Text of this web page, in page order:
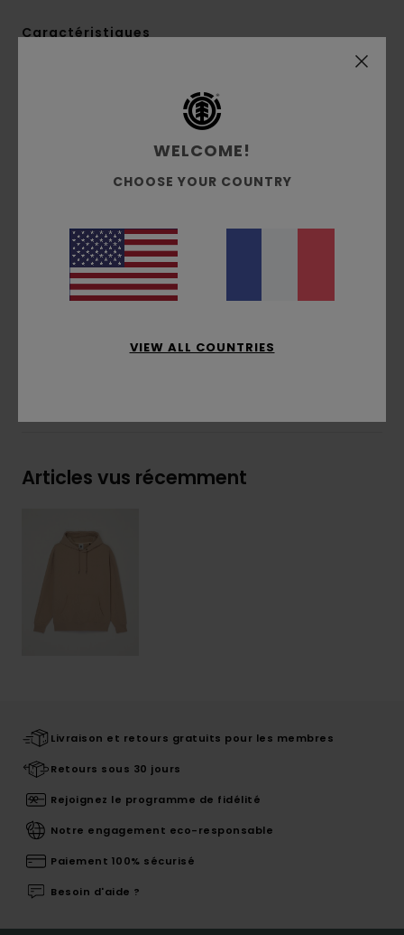
Caractéristiques
côtelé 100 % polyester recyclé [360 g/m2]
Intérieur brossé
Étiquette drapeau sur le côté
Composition[Matière principale] 100% polyester
recyclé
Articles vus récemment
Livraison et retours gratuits pour les membres
Retours sous 30 jours
Rejoignez le programme de fidélité
Notre engagement eco-responsable
Paiement 100% sécurisé
Besoin d'aide ?
WELCOME!
CHOOSE YOUR COUNTRY
VIEW ALL COUNTRIES